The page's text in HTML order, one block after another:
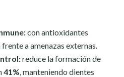
con antioxidantes
a amenazas externas.
reduce la formación de
41%, manteniendo dientes